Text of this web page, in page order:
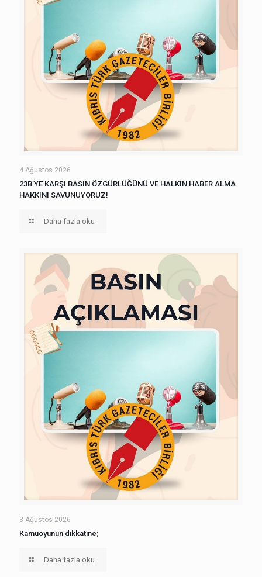
4 Ağustos 2026
23B’YE KARŞI BASIN ÖZGÜRLÜĞÜNÜ VE HALKIN HABER ALMA
HAKKINI SAVUNUYORUZ!
Daha fazla oku
3 Ağustos 2026
Kamuoyunun dikkatine;
Daha fazla oku